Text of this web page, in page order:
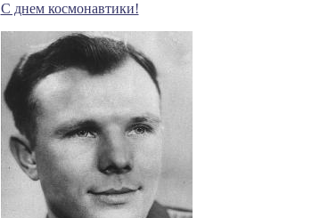
С днем космонавтики!